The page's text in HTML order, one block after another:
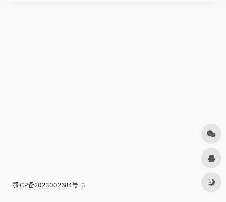
鄂ICP备2023002684号-3